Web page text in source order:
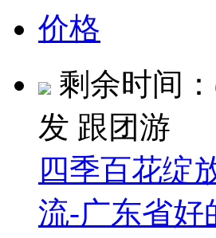
价格
剩余时间：
发 跟团游
四季百花绽
流-广东省